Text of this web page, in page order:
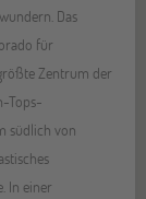
Das
für
Zentrum der
Tops-
südlich von
In einer